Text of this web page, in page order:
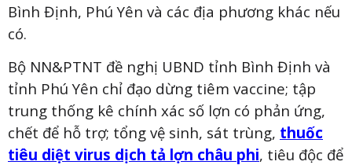
Bình Định, Phú Yên và các địa phương khác nếu
có.
Bộ NN&PTNT đề nghị UBND tỉnh Bình Định và
tỉnh Phú Yên chỉ đạo dừng tiêm vaccine; tập
trung thống kê chính xác số lợn có phản ứng,
chết để hỗ trợ; tổng vệ sinh, sát trùng, thuốc
tiêu diệt virus dịch tả lợn châu phi, tiêu độc để